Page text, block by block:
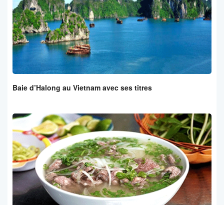
Baie d’Halong au Vietnam avec ses titres